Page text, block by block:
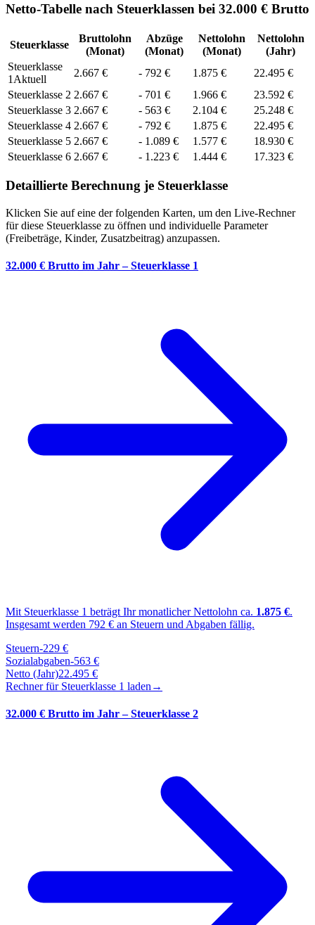
Netto-Tabelle nach Steuerklassen bei 32.000 € Brutto
Steuerklasse
Bruttolohn
(Monat)
Abzüge
(Monat)
Nettolohn
(Monat)
Nettolohn
(Jahr)
Steuerklasse
1 Aktuell
2.667 € - 792 € 1.875 € 22.495 €
Steuerklasse 2 2.667 € - 701 € 1.966 € 23.592 €
Steuerklasse 3 2.667 € - 563 € 2.104 € 25.248 €
Steuerklasse 4 2.667 € - 792 € 1.875 € 22.495 €
Steuerklasse 5 2.667 € - 1.089 € 1.577 € 18.930 €
Steuerklasse 6 2.667 € - 1.223 € 1.444 € 17.323 €
Detaillierte Berechnung je Steuerklasse
Klicken Sie auf eine der folgenden Karten, um den Live-Rechner
für diese Steuerklasse zu öffnen und individuelle Parameter
(Freibeträge, Kinder, Zusatzbeitrag) anzupassen.
32.000 € Brutto im Jahr – Steuerklasse 1
Mit Steuerklasse 1 beträgt Ihr monatlicher Nettolohn ca. 1.875 €.
Insgesamt werden 792 € an Steuern und Abgaben fällig.
Steuern-229 €
Sozialabgaben-563 €
Netto (Jahr)22.495 €
Rechner für Steuerklasse 1 laden →
32.000 € Brutto im Jahr – Steuerklasse 2